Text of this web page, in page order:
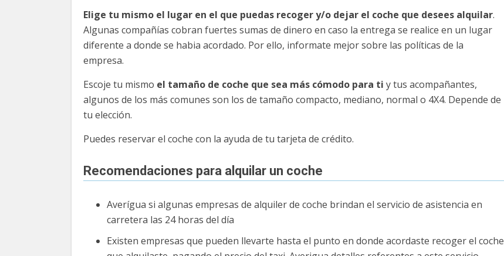
Elige tu mismo el lugar en el que puedas recoger y/o dejar el coche que desees alquilar.
Algunas compañías cobran fuertes sumas de dinero en caso la entrega se realice en un lugar
diferente a donde se habia acordado. Por ello, informate mejor sobre las políticas de la
empresa.
Escoje tu mismo el tamaño de coche que sea más cómodo para ti y tus acompañantes,
algunos de los más comunes son los de tamaño compacto, mediano, normal o 4X4. Depende de
tu elección.
Puedes reservar el coche con la ayuda de tu tarjeta de crédito.
Recomendaciones para alquilar un coche
Averígua si algunas empresas de alquiler de coche brindan el servicio de asistencia en
carretera las 24 horas del día
Existen empresas que pueden llevarte hasta el punto en donde acordaste recoger el coche